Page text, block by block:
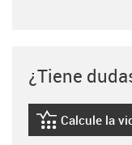
¿Tiene
igus-icon-
Calcule la